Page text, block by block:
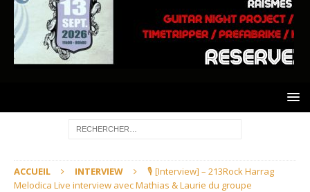
ACCUEIL INTERVIEW
🎙 [Interview] – 213Rock Harrag
Melodica Live interview avec Mathias & Laurie du groupe